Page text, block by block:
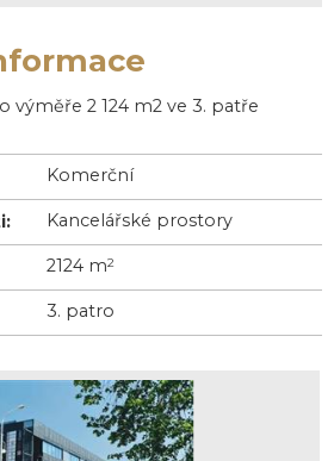
výměře 2 124 m2 ve 3. patře
Komerční
Kancelářské prostory
2124 m2
3. patro